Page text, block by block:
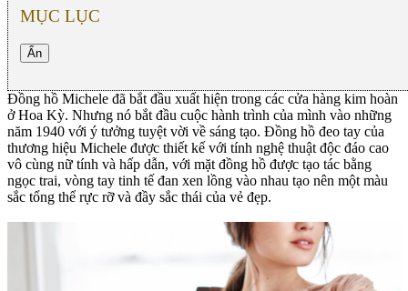
MỤC LỤC
Ẩn
Đồng hồ Michele đã bắt đầu xuất hiện trong các cửa hàng kim hoàn
ở Hoa Kỳ. Nhưng nó bắt đầu cuộc hành trình của mình vào những
năm 1940 với ý tưởng tuyệt vời về sáng tạo. Đồng hồ đeo tay của
thương hiệu Michele được thiết kế với tính nghệ thuật độc đáo cao
vô cùng nữ tính và hấp dẫn, với mặt đồng hồ được tạo tác bằng
ngọc trai, vòng tay tinh tế đan xen lồng vào nhau tạo nên một màu
sắc tổng thể rực rỡ và đầy sắc thái của vẻ đẹp.